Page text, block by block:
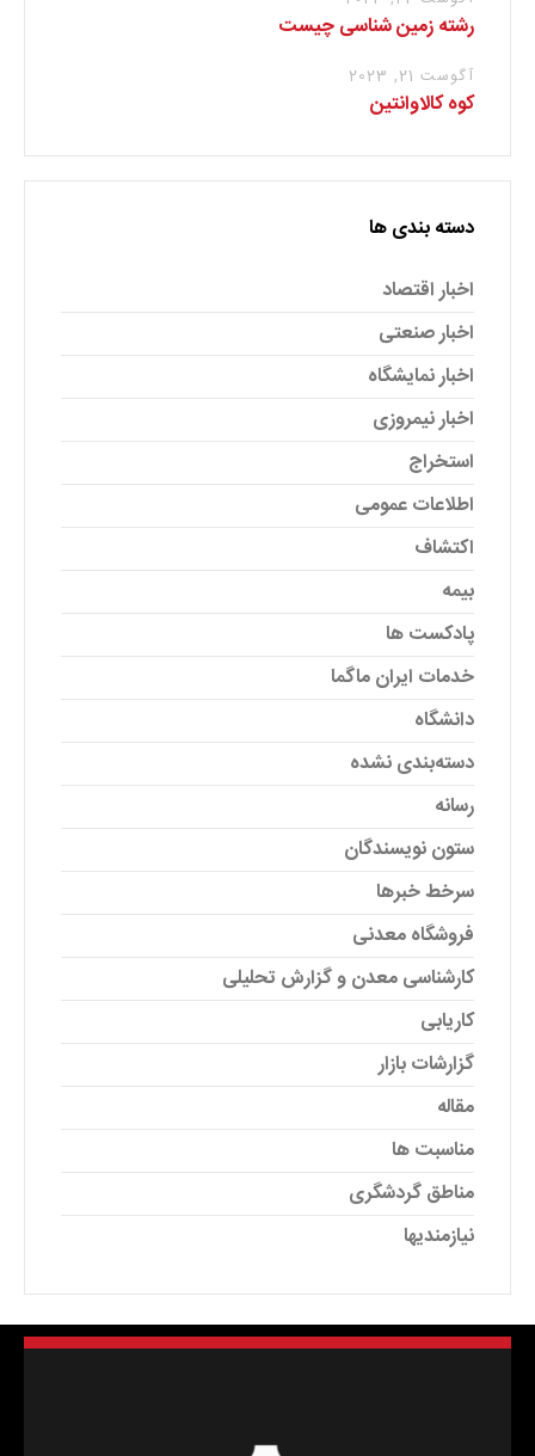
رشته زمین شناسی چیست
آگوست 21, 2023
کوه کالاوانتین
دسته بندی ها
اخبار اقتصاد
اخبار صنعتی
اخبار نمایشگاه
اخبار نیمروزی
استخراج
اطلاعات عمومی
اکتشاف
بیمه
پادکست ها
خدمات ایران ماگما
دانشگاه
دسته‌بندی نشده
رسانه
ستون نویسندگان
سرخط خبرها
فروشگاه معدنی
کارشناسی معدن و گزارش تحلیلی
کاریابی
گزارشات بازار
مقاله
مناسبت ها
مناطق گردشگری
نیازمندیها